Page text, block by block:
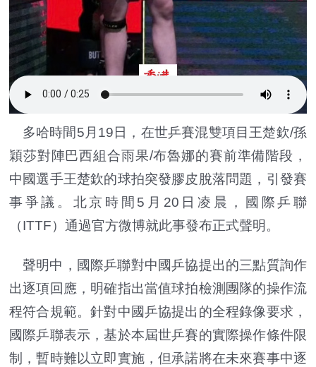
多哈時間5月19日，在世乒賽混雙項目王楚欽/孫
穎莎對陣巴西組合雨果/布魯娜的賽前準備階段，
中國選手王楚欽的球拍突發膠皮脫落問題，引發賽
事爭議。北京時間5月20日凌晨，國際乒聯
（ITTF）通過官方微博就此事發布正式聲明。
聲明中，國際乒聯對中國乒協提出的三點質詢作
出逐項回應，明確指出當值球拍檢測團隊的操作流
程符合規範。針對中國乒協提出的全程錄像要求，
國際乒聯表示，基於本屆世乒賽的實際操作條件限
制，暫時難以立即實施，但承諾將在未來賽事中逐